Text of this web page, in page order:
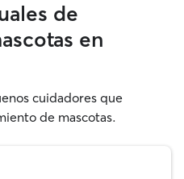
de
en
cuidadores que
de mascotas.